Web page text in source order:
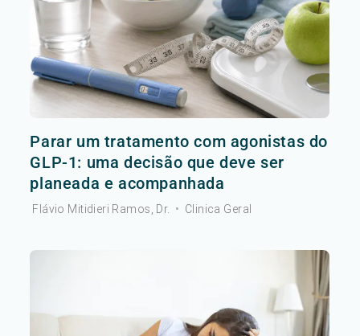
Parar um tratamento com agonistas do
GLP-1: uma decisão que deve ser
planeada e acompanhada
Flávio Mitidieri Ramos, Dr. • Clinica Geral